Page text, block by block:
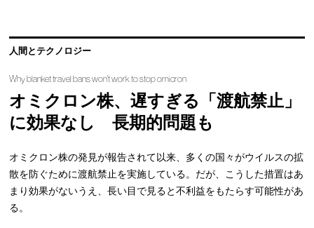
人間とテクノロジー
Why blanket travel bans won't work to stop omicron
オミクロン株、遅すぎる「渡航禁止」
に効果なし 長期的問題も
オミクロン株の発見が報告されて以来、多くの国々がウイルスの拡
散を防ぐために渡航禁止を実施している。だが、こうした措置はあ
まり効果がないうえ、長い目で見ると不利益をもたらす可能性があ
る。